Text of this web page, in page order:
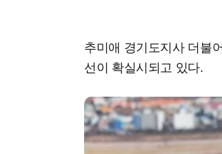
추미애 경기도지사 더불
선이 확실시되고 있다.